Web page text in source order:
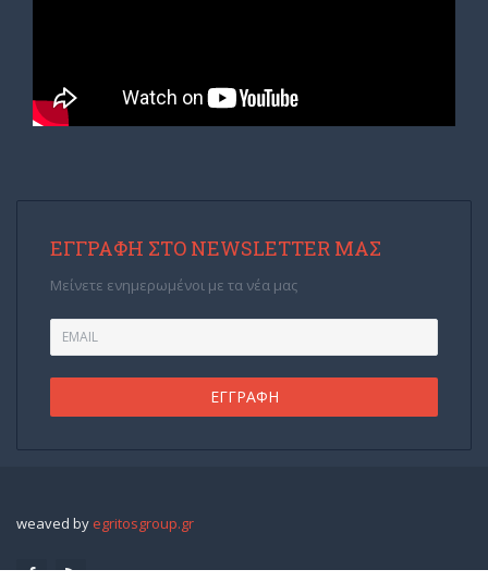
ΕΓΓΡΑΦΉ ΣΤΟ NEWSLETTER ΜΑΣ
Μείνετε ενημερωμένοι με τα νέα μας
weaved by egritosgroup.gr